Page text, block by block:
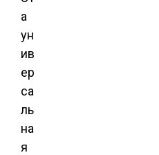
а
ун
ив
ер
са
ль
на
я